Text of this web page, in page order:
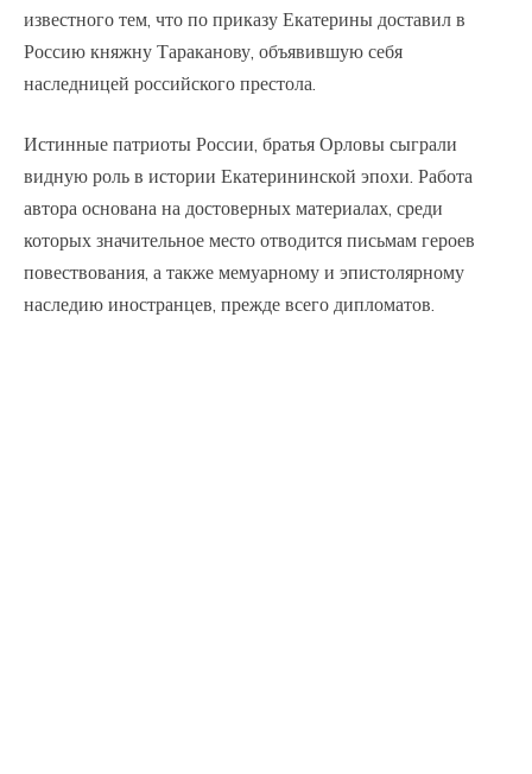
известного тем, что по приказу Екатерины доставил в
Россию княжну Тараканову, объявившую себя
наследницей российского престола.
Истинные патриоты России, братья Орловы сыграли
видную роль в истории Екатерининской эпохи. Работа
автора основана на достоверных материалах, среди
которых значительное место отводится письмам героев
повествования, а также мемуарному и эпистолярному
наследию иностранцев, прежде всего дипломатов.